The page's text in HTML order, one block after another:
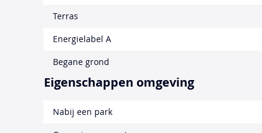
Terras
Energielabel A
Begane grond
Eigenschappen omgeving
Nabij een park